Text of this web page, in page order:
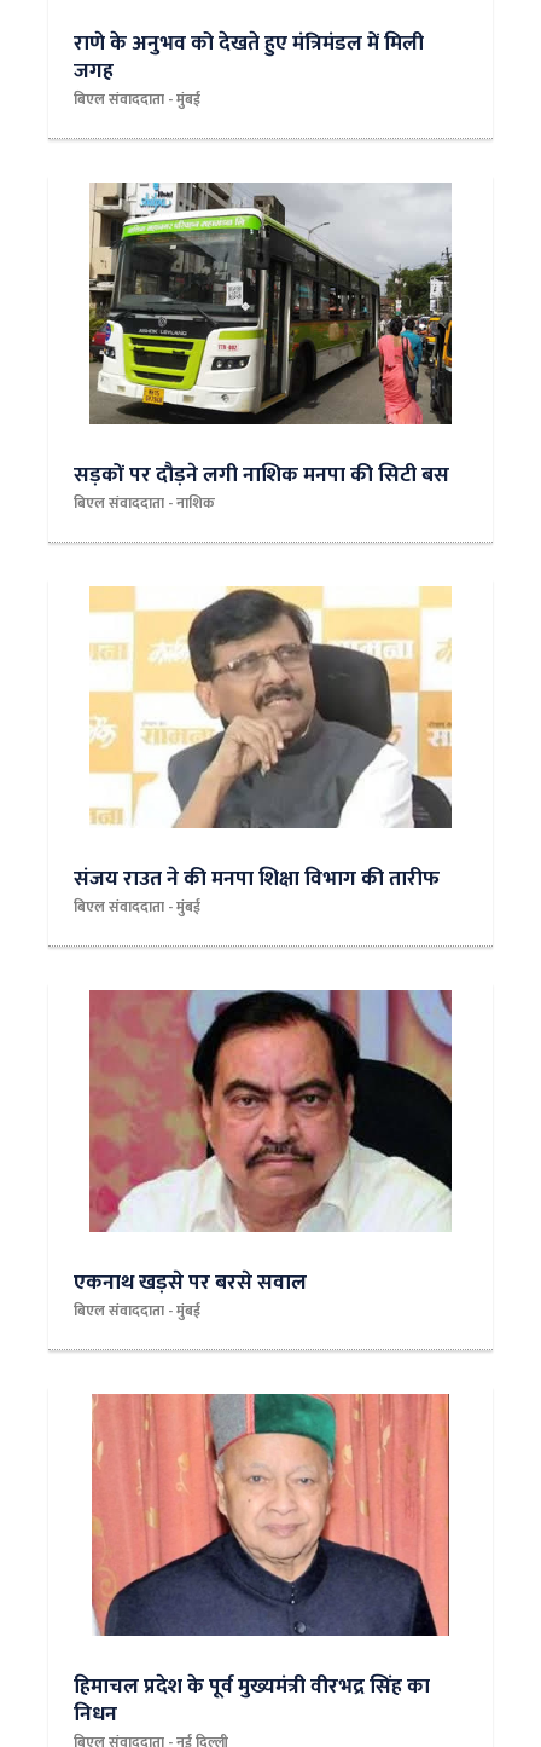
राणे के अनुभव को देखते हुए मंत्रिमंडल में मिली
जगह
बिएल संवाददाता - मुंबई
सड़कों पर दौड़ने लगी नाशिक मनपा की सिटी बस
बिएल संवाददाता - नाशिक
संजय राउत ने की मनपा शिक्षा विभाग की तारीफ
बिएल संवाददाता - मुंबई
एकनाथ खड़से पर बरसे सवाल
बिएल संवाददाता - मुंबई
हिमाचल प्रदेश के पूर्व मुख्यमंत्री वीरभद्र सिंह का
निधन
बिएल संवाददाता - नई दिल्ली